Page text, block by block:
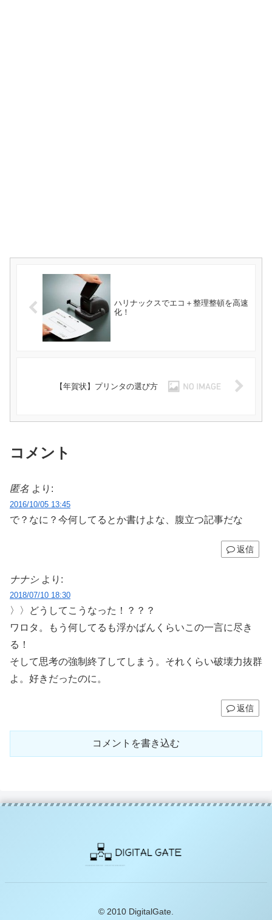
ハリナックスでエコ＋整理整頓を高速
化！
【年賀状】プリンタの選び方
コメント
匿名 より:
2016/10/05 13:45
で？なに？今何してるとか書けよな、腹立つ記事だな
返信
ナナシ より:
2018/07/10 18:30
〉〉どうしてこうなった！？？？
ワロタ。もう何してるも浮かばんくらいこの一言に尽き
る！
そして思考の強制終了してしまう。それくらい破壊力抜群
よ。好きだったのに。
返信
コメントを書き込む
© 2010 DigitalGate.